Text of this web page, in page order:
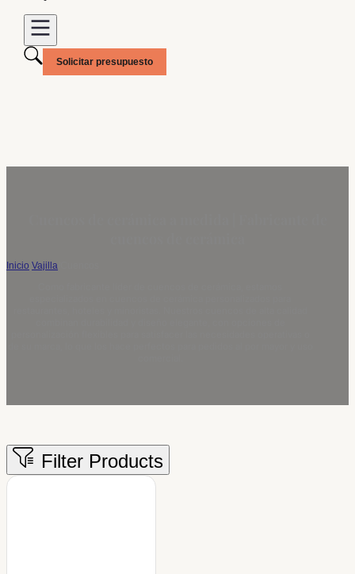
Solicitar presupuesto
Inicio Vajilla